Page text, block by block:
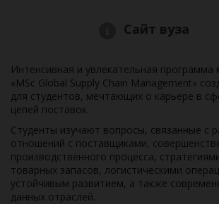
Сайт вуза
Интенсивная и увлекательная программа
«MSc Global Supply Chain Management»
для студентов, мечтающих о карьере в
цепей поставок.
Студенты изучают вопросы, связанные с
отношений с поставщиками,
производственного процесса,
товарных запасов, логистическими
устойчивым развитием, а также
данных отраслей.